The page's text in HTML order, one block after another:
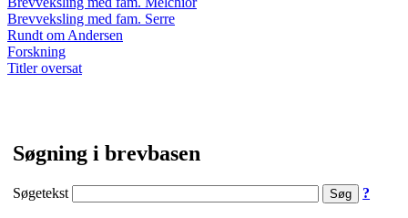
Brevveksling med fam. Serre
Rundt om Andersen
Forskning
Titler oversat
Søgning i brevbasen
Søgetekst ?